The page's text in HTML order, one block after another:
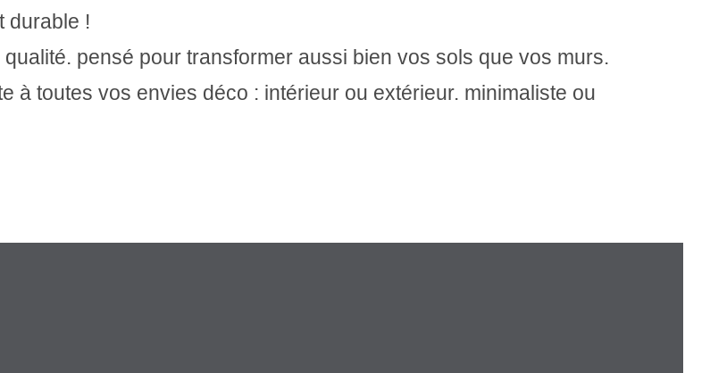
durable !
pensé pour transformer aussi bien vos sols que vos murs.
à toutes vos envies déco : intérieur ou extérieur. minimaliste ou